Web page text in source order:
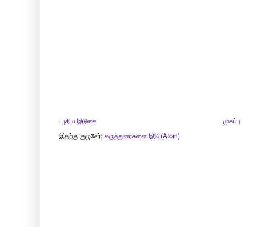
புதிய இடுகை
முகப்பு
இதற்கு குழுசேர்: கருத்துரைகளை இடு (Atom)